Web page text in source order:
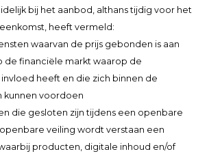
bij het aanbod, althans tijdig voor het
heeft vermeld:
waarvan de prijs gebonden is aan
de financiële markt waarop de
heeft en die zich binnen de
kunnen voordoen
die gesloten zijn tijdens een openbare
veiling wordt verstaan een
producten, digitale inhoud en/of